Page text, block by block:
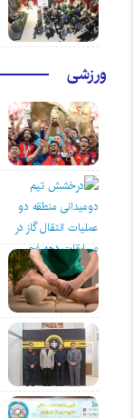
ورزشی